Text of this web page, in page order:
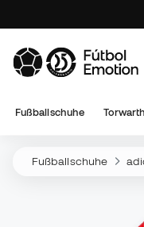
Fußballschuhe
Fußballschuhe